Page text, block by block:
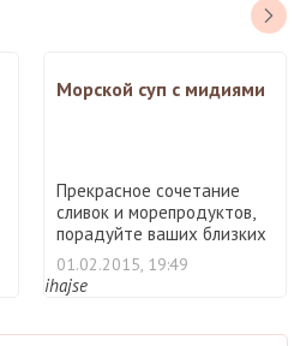
Морской суп с мидиями
Прекрасное сочетание
сливок и морепродуктов,
порадуйте ваших близких
...
01.02.2015, 19:49
ihajse